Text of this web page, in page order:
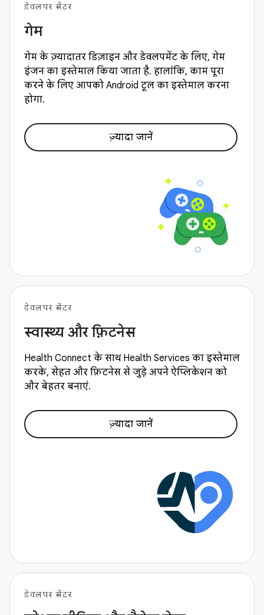
डेवलपर सेंटर
गेम
गेम के ज़्यादातर डिज़ाइन और डेवलपमेंट के लिए, गेम
इंजन का इस्तेमाल किया जाता है. हालांकि, काम पूरा
करने के लिए आपको Android टूल का इस्तेमाल करना
होगा.
ज़्यादा जानें
डेवलपर सेंटर
स्‍वास्‍थ्‍य और फ़िटनेस
Health Connect के साथ Health Services का इस्तेमाल
करके, सेहत और फ़िटनेस से जुड़े अपने ऐप्लिकेशन को
और बेहतर बनाएं.
ज़्यादा जानें
डेवलपर सेंटर